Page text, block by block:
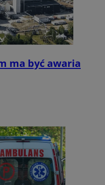
ma być awaria